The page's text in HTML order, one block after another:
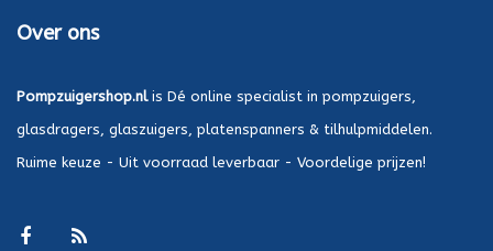
Over ons
Pompzuigershop.nlis Dé online specialist in pompzuigers,
glasdragers, glaszuigers, platenspanners & tilhulpmiddelen.
Ruime keuze - Uit voorraad leverbaar - Voordelige prijzen!